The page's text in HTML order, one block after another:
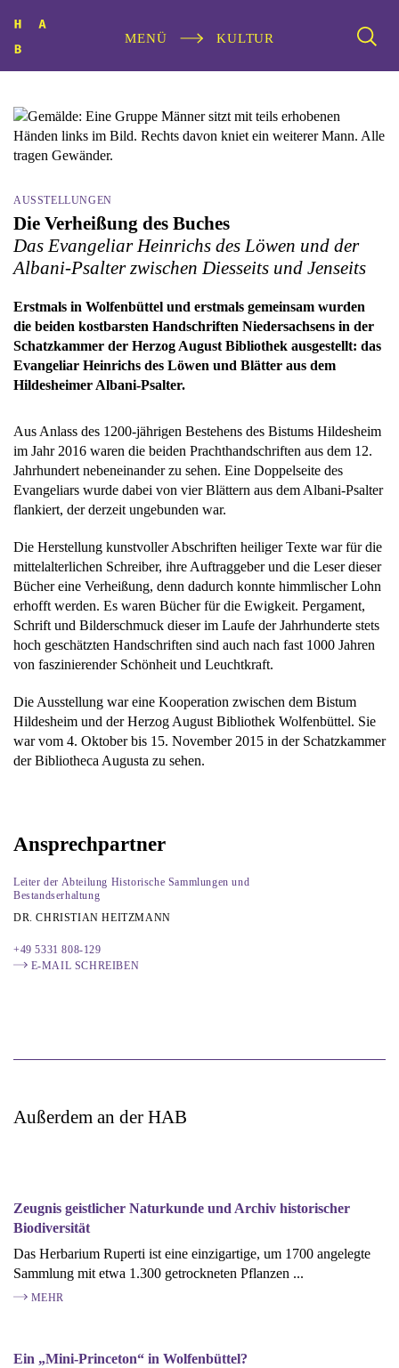
MENÜ KULTUR
AUSSTELLUNGEN
Die Verheißung des Buches
Das Evangeliar Heinrichs des Löwen und der
Albani-Psalter zwischen Diesseits und Jenseits
Erstmals in Wolfenbüttel und erstmals gemeinsam wurden
die beiden kostbarsten Handschriften Niedersachsens in der
Schatzkammer der Herzog August Bibliothek ausgestellt: das
Evangeliar Heinrichs des Löwen und Blätter aus dem
Hildesheimer Albani-Psalter.
Aus Anlass des 1200-jährigen Bestehens des Bistums Hildesheim
im Jahr 2016 waren die beiden Prachthandschriften aus dem 12.
Jahrhundert nebeneinander zu sehen. Eine Doppelseite des
Evangeliars wurde dabei von vier Blättern aus dem Albani-Psalter
flankiert, der derzeit ungebunden war.
Die Herstellung kunstvoller Abschriften heiliger Texte war für die
mittelalterlichen Schreiber, ihre Auftraggeber und die Leser dieser
Bücher eine Verheißung, denn dadurch konnte himmlischer Lohn
erhofft werden. Es waren Bücher für die Ewigkeit. Pergament,
Schrift und Bilderschmuck dieser im Laufe der Jahrhunderte stets
hoch geschätzten Handschriften sind auch nach fast 1000 Jahren
von faszinierender Schönheit und Leuchtkraft.
Die Ausstellung war eine Kooperation zwischen dem Bistum
Hildesheim und der Herzog August Bibliothek Wolfenbüttel. Sie
war vom 4. Oktober bis 15. November 2015 in der Schatzkammer
der Bibliotheca Augusta zu sehen.
Ansprechpartner
Leiter der Abteilung Historische Sammlungen und
Bestandserhaltung
DR. CHRISTIAN HEITZMANN
+49 5331 808-129
E-MAIL SCHREIBEN
Außerdem an der HAB
Zeugnis geistlicher Naturkunde und Archiv historischer
Biodiversität
Das Herbarium Ruperti ist eine einzigartige, um 1700 angelegte
Sammlung mit etwa 1.300 getrockneten Pflanzen ...
MEHR
Ein „Mini-Princeton“ in Wolfenbüttel?